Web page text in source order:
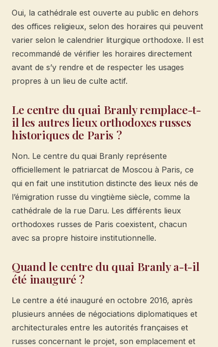
Oui, la cathédrale est ouverte au public en dehors
des offices religieux, selon des horaires qui peuvent
varier selon le calendrier liturgique orthodoxe. Il est
recommandé de vérifier les horaires directement
avant de s’y rendre et de respecter les usages
propres à un lieu de culte actif.
Le centre du quai Branly remplace-t-
il les autres lieux orthodoxes russes
historiques de Paris ?
Non. Le centre du quai Branly représente
officiellement le patriarcat de Moscou à Paris, ce
qui en fait une institution distincte des lieux nés de
l’émigration russe du vingtième siècle, comme la
cathédrale de la rue Daru. Les différents lieux
orthodoxes russes de Paris coexistent, chacun
avec sa propre histoire institutionnelle.
Quand le centre du quai Branly a-t-il
été inauguré ?
Le centre a été inauguré en octobre 2016, après
plusieurs années de négociations diplomatiques et
architecturales entre les autorités françaises et
russes concernant le projet, son emplacement et